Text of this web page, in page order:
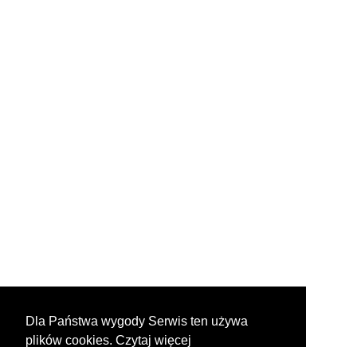
Dla Państwa wygody Serwis ten używa
plików cookies. Czytaj więcej